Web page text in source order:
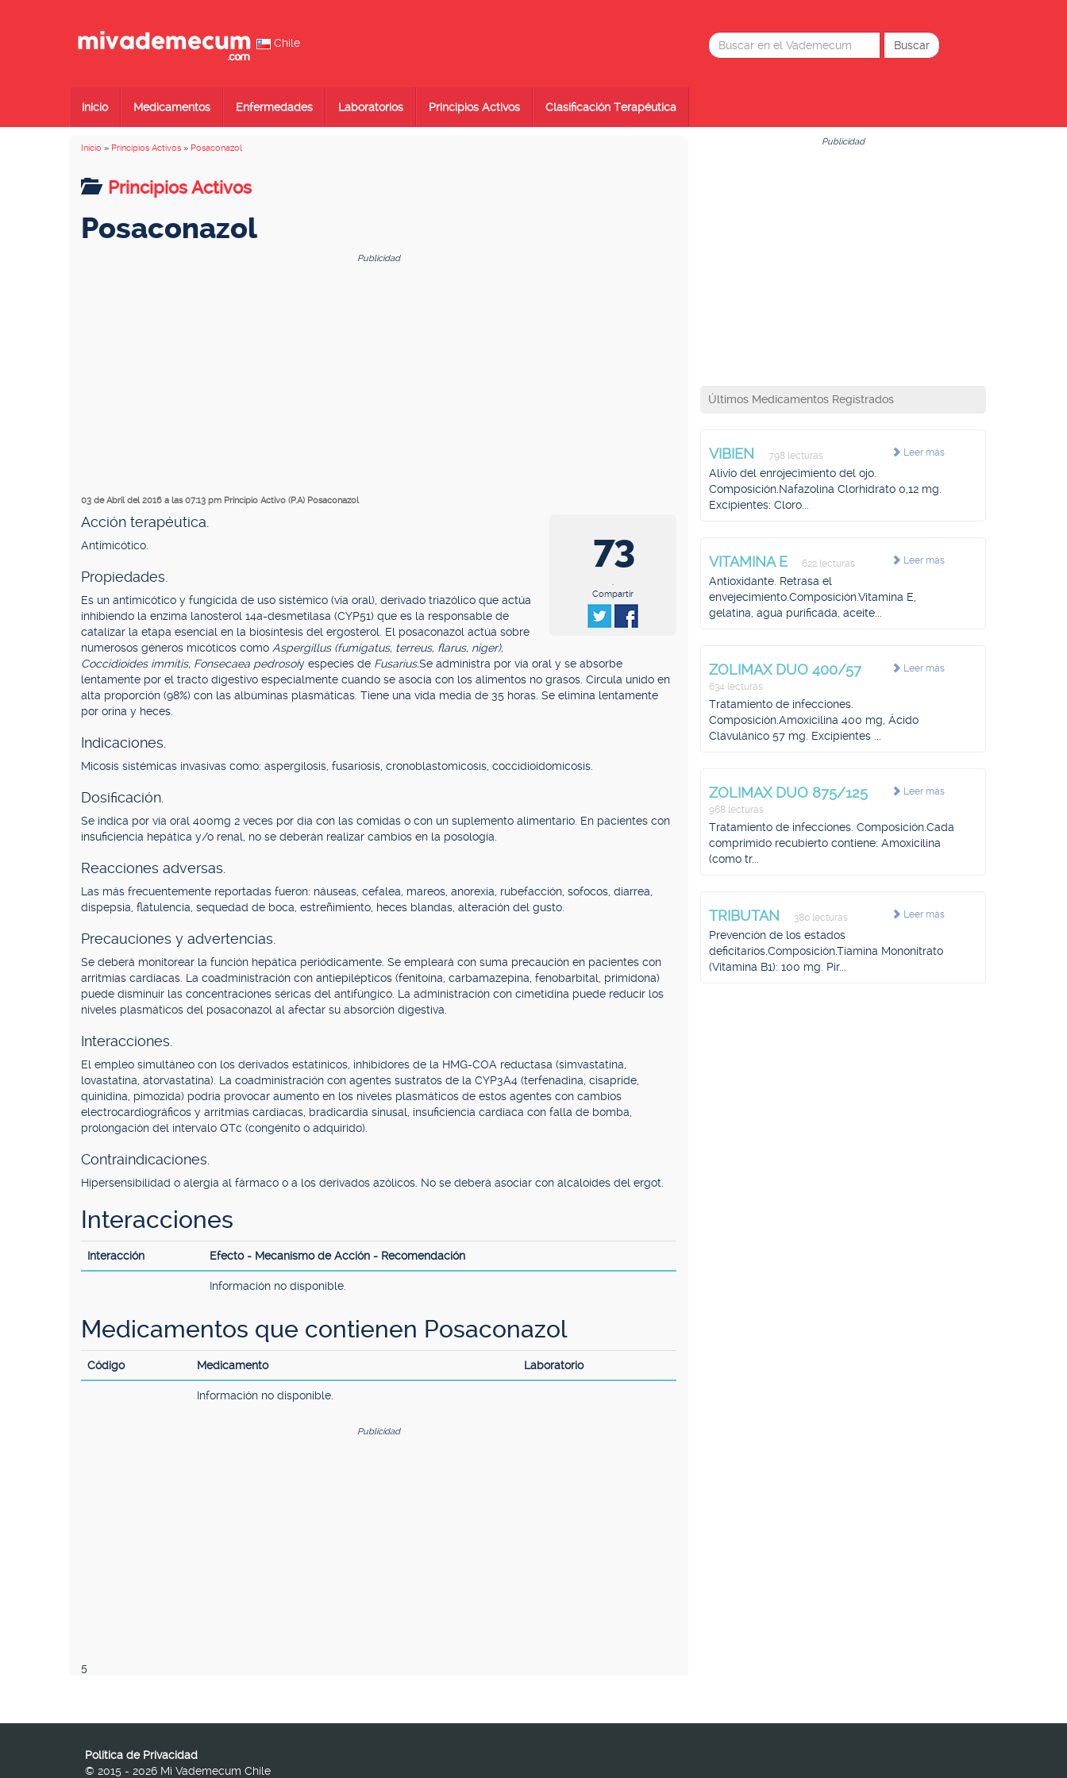
Chile
Inicio Medicamentos Enfermedades Laboratorios Principios Activos Clasificación Terapéutica
Inicio » Principios Activos » Posaconazol
Principios Activos
Posaconazol
Publicidad
03 de Abril del 2016 a las 07:13 pm Principio Activo (P.A) Posaconazol
73
.
Compartir
Acción terapéutica.
Antimicótico.
Propiedades.
Es un antimicótico y fungicida de uso sistémico (vía oral), derivado triazólico que actúa
inhibiendo la enzima lanosterol 14a-desmetilasa (CYP51) que es la responsable de
catalizar la etapa esencial en la biosíntesis del ergosterol. El posaconazol actúa sobre
numerosos géneros micóticos como Aspergillus (fumigatus, terreus, flarus, niger),
Coccidioides immitis, Fonsecaea pedrosoiy especies de Fusarius.Se administra por vía oral y se absorbe
lentamente por el tracto digestivo especialmente cuando se asocia con los alimentos no grasos. Circula unido en
alta proporción (98%) con las albúminas plasmáticas. Tiene una vida media de 35 horas. Se elimina lentamente
por orina y heces.
Indicaciones.
Micosis sistémicas invasivas como: aspergilosis, fusariosis, cronoblastomicosis, coccidioidomicosis.
Dosificación.
Se indica por vía oral 400mg 2 veces por día con las comidas o con un suplemento alimentario. En pacientes con
insuficiencia hepática y/o renal, no se deberán realizar cambios en la posología.
Reacciones adversas.
Las más frecuentemente reportadas fueron: náuseas, cefalea, mareos, anorexia, rubefacción, sofocos, diarrea,
dispepsia, flatulencia, sequedad de boca, estreñimiento, heces blandas, alteración del gusto.
Precauciones y advertencias.
Se deberá monitorear la función hepática periódicamente. Se empleará con suma precaución en pacientes con
arritmias cardíacas. La coadministración con antiepilépticos (fenitoína, carbamazepina, fenobarbital, primidona)
puede disminuir las concentraciones séricas del antifúngico. La administración con cimetidina puede reducir los
niveles plasmáticos del posaconazol al afectar su absorción digestiva.
Interacciones.
El empleo simultáneo con los derivados estatínicos, inhibidores de la HMG-COA reductasa (simvastatina,
lovastatina, atorvastatina). La coadministración con agentes sustratos de la CYP3A4 (terfenadina, cisapride,
quinidina, pimozida) podría provocar aumento en los niveles plasmáticos de estos agentes con cambios
electrocardiográficos y arritmias cardíacas, bradicardia sinusal, insuficiencia cardíaca con falla de bomba,
prolongación del intervalo QTc (congénito o adquirido).
Contraindicaciones.
Hipersensibilidad o alergia al fármaco o a los derivados azólicos. No se deberá asociar con alcaloides del ergot.
Interacciones
Interacción Efecto - Mecanismo de Acción - Recomendación
Información no disponible.
Medicamentos que contienen Posaconazol
Código Medicamento Laboratorio
Información no disponible.
Publicidad
5
Publicidad
Últimos Medicamentos Registrados
Leer más
VIBIEN 798 lecturas
Alivio del enrojecimiento del ojo.
Composición.Nafazolina Clorhidrato 0,12 mg.
Excipientes: Cloro...
Leer más
VITAMINA E 622 lecturas
Antioxidante. Retrasa el
envejecimiento.Composición.Vitamina E,
gelatina, agua purificada, aceite...
Leer más
ZOLIMAX DUO 400/57
634 lecturas
Tratamiento de infecciones.
Composición.Amoxicilina 400 mg, Ácido
Clavulánico 57 mg. Excipientes ...
Leer más
ZOLIMAX DUO 875/125
968 lecturas
Tratamiento de infecciones. Composición.Cada
comprimido recubierto contiene: Amoxicilina
(como tr...
Leer más
TRIBUTAN 380 lecturas
Prevención de los estados
deficitarios.Composición.Tiamina Mononitrato
(Vitamina B1): 100 mg. Pir...
Política de Privacidad
© 2015 - 2026 Mi Vademecum Chile